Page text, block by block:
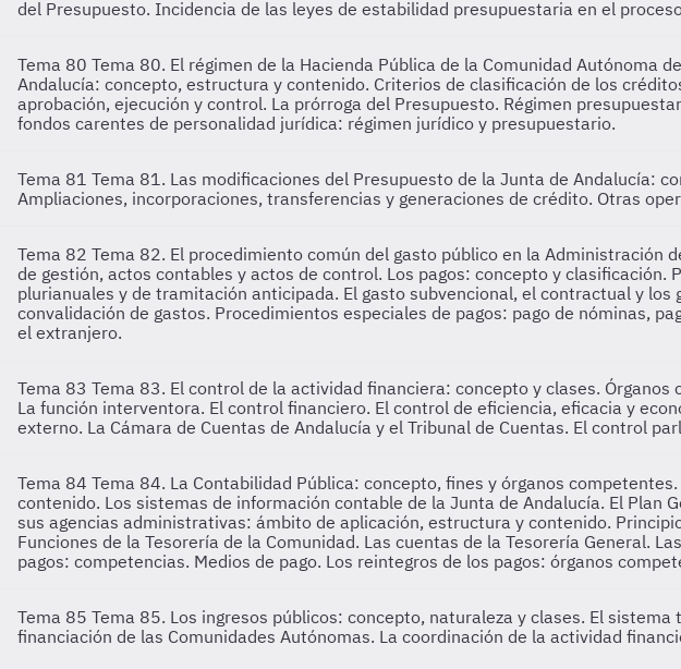
del Presupuesto. Incidencia de las leyes de estabilidad presupuestaria en el
Tema 80 Tema 80. El régimen de la Hacienda Pública de la Comunidad Autónoma
Andalucía: concepto, estructura y contenido. Criterios de clasificación de los
aprobación, ejecución y control. La prórroga del Presupuesto. Régimen
fondos carentes de personalidad jurídica: régimen jurídico y presupuestario.
Tema 81 Tema 81. Las modificaciones del Presupuesto de la Junta de Andalucía:
Ampliaciones, incorporaciones, transferencias y generaciones de crédito. Otras
Tema 82 Tema 82. El procedimiento común del gasto público en la Administración
de gestión, actos contables y actos de control. Los pagos: concepto y
plurianuales y de tramitación anticipada. El gasto subvencional, el contractual y
convalidación de gastos. Procedimientos especiales de pagos: pago de nóminas,
el extranjero.
Tema 83 Tema 83. El control de la actividad financiera: concepto y clases.
La función interventora. El control financiero. El control de eficiencia, eficacia y
externo. La Cámara de Cuentas de Andalucía y el Tribunal de Cuentas. El control
Tema 84 Tema 84. La Contabilidad Pública: concepto, fines y órganos
contenido. Los sistemas de información contable de la Junta de Andalucía. El Plan
sus agencias administrativas: ámbito de aplicación, estructura y contenido.
Funciones de la Tesorería de la Comunidad. Las cuentas de la Tesorería General.
pagos: competencias. Medios de pago. Los reintegros de los pagos: órganos
Tema 85 Tema 85. Los ingresos públicos: concepto, naturaleza y clases. El
financiación de las Comunidades Autónomas. La coordinación de la actividad